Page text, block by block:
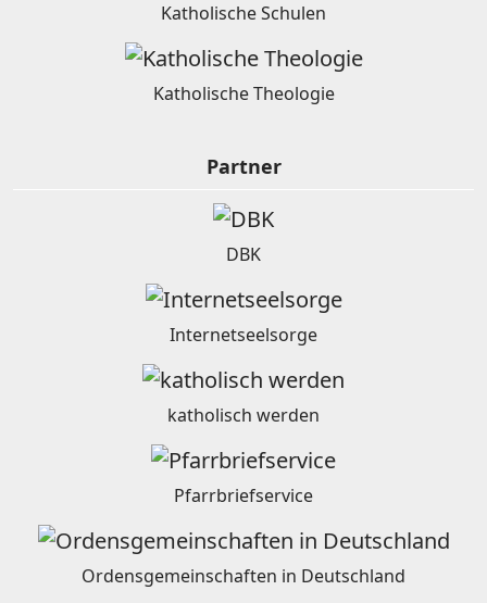
Katholische Schulen
Katholische Theologie
Partner
DBK
Internetseelsorge
katholisch werden
Pfarrbriefservice
Ordensgemeinschaften in Deutschland